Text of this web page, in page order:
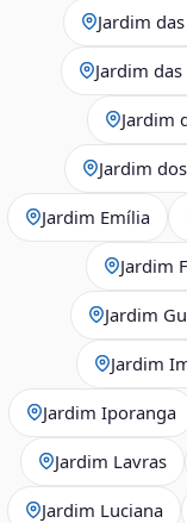
Jardim
Jardim
Jardim
Jardim
Jardim Emília
Jardim
Jardim
Jardim
Jardim Iporanga
Jardim Lavras
Jardim Luciana